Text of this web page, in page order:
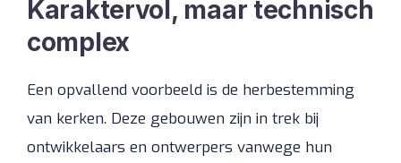
Karaktervol, maar technisch
complex
Een opvallend voorbeeld is de herbestemming
van kerken. Deze gebouwen zijn in trek bij
ontwikkelaars en ontwerpers vanwege hun